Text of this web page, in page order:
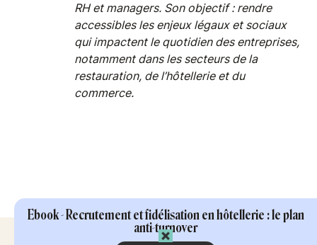
Ebook - Recrutement et fidélisation en hôtellerie : le plan
anti-turnover
RH et managers. Son objectif : rendre
accessibles les enjeux légaux et sociaux
qui impactent le quotidien des entreprises,
notamment dans les secteurs de la
restauration, de l’hôtellerie et du
commerce.